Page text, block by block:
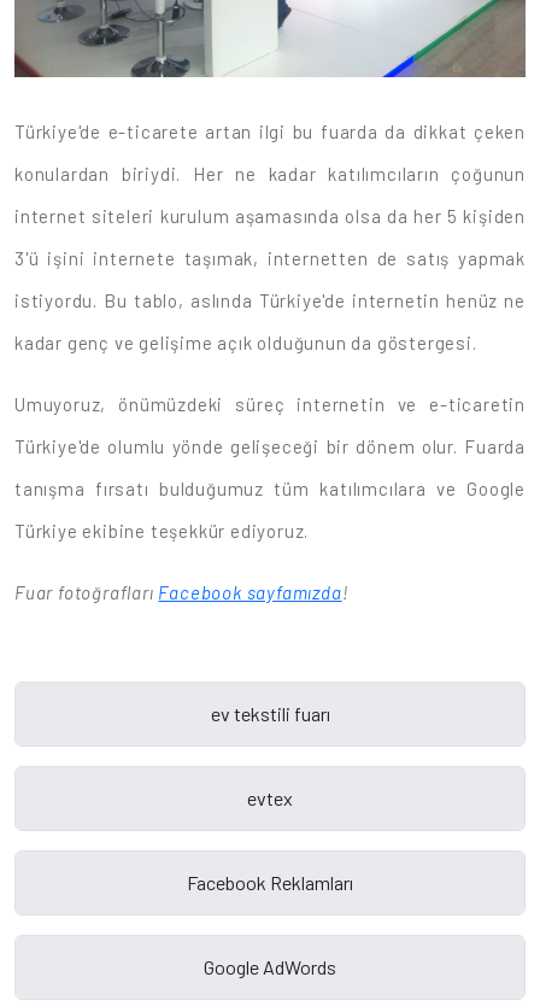
Türkiye'de e-ticarete artan ilgi bu fuarda da dikkat çeken
konulardan biriydi. Her ne kadar katılımcıların çoğunun
internet siteleri kurulum aşamasında olsa da her 5 kişiden
3'ü işini internete taşımak, internetten de satış yapmak
istiyordu. Bu tablo, aslında Türkiye'de internetin henüz ne
kadar genç ve gelişime açık olduğunun da göstergesi.
Umuyoruz, önümüzdeki süreç internetin ve e-ticaretin
Türkiye'de olumlu yönde gelişeceği bir dönem olur. Fuarda
tanışma fırsatı bulduğumuz tüm katılımcılara ve Google
Türkiye ekibine teşekkür ediyoruz.
Fuar fotoğrafları Facebook sayfamızda!